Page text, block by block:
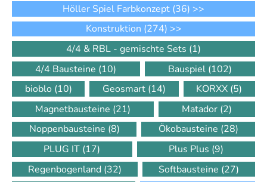
Höller Spiel Farbkonzept (36) >>
Konstruktion (274) >>
4/4 & RBL - gemischte Sets (1)
4/4 Bausteine (10) Bauspiel (102)
bioblo (10) Geosmart (14) KORXX (5)
Magnetbausteine (21) Matador (2)
Noppenbausteine (8) Ökobausteine (28)
PLUG IT (17) Plus Plus (9)
Regenbogenland (32) Softbausteine (27)